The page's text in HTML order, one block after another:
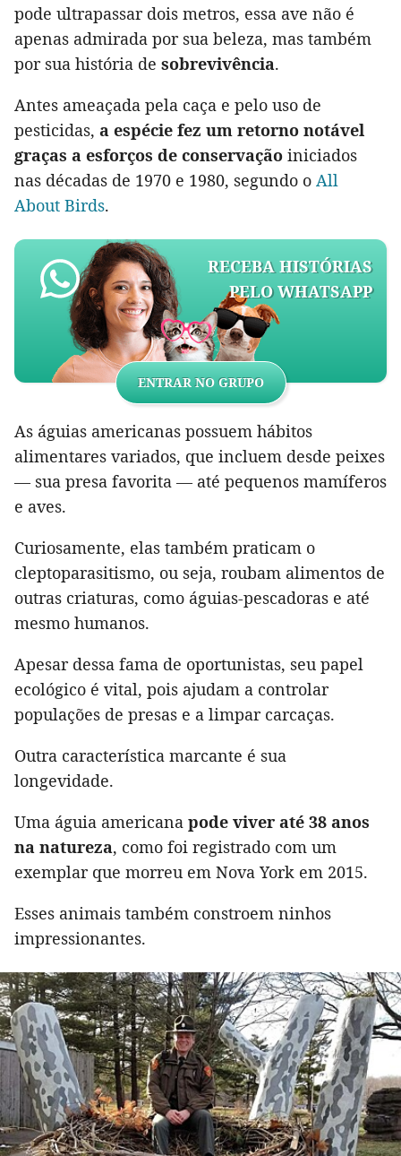
pode ultrapassar dois metros, essa ave não é
apenas admirada por sua beleza, mas também
por sua história de sobrevivência.
Antes ameaçada pela caça e pelo uso de
pesticidas, a espécie fez um retorno notável
graças a esforços de conservação iniciados
nas décadas de 1970 e 1980, segundo o All
About Birds.
RECEBA HISTÓRIAS
PELO WHATSAPP
ENTRAR NO GRUPO
As águias americanas possuem hábitos
alimentares variados, que incluem desde peixes
— sua presa favorita — até pequenos mamíferos
e aves.
Curiosamente, elas também praticam o
cleptoparasitismo, ou seja, roubam alimentos de
outras criaturas, como águias-pescadoras e até
mesmo humanos.
Apesar dessa fama de oportunistas, seu papel
ecológico é vital, pois ajudam a controlar
populações de presas e a limpar carcaças.
Outra característica marcante é sua
longevidade.
Uma águia americana pode viver até 38 anos
na natureza, como foi registrado com um
exemplar que morreu em Nova York em 2015.
Esses animais também constroem ninhos
impressionantes.